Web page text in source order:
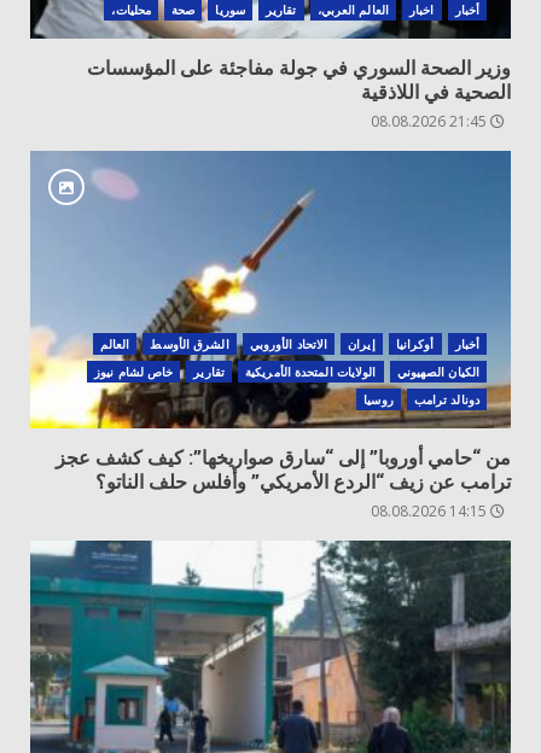
أخبار اخبار العالم العربي، تقارير سوريا صحة محليات،
وزير الصحة السوري في جولة مفاجئة على المؤسسات
الصحية في اللاذقية
أخبار أوكرانيا ‏إيران الاتحاد الأوروبي الشرق الأوسط
العالم
الكيان الصهيوني
الولايات المتحدة الأمريكية تقارير
خاص لشام نيوز
دونالد ترامب
روسيا
من “حامي أوروبا” إلى “سارق صواريخها”: كيف كشف عجز
ترامب عن زيف “الردع الأمريكي” وأفلس حلف الناتو؟